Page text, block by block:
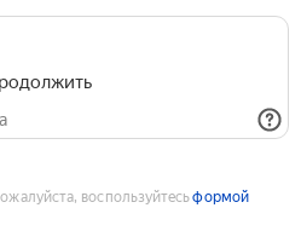
воспользуйтесьформой